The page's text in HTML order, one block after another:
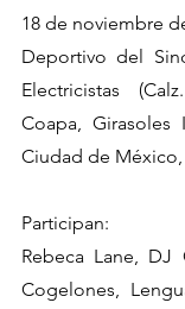
18 de noviembre
Deportivo del
Electricistas
Coapa, Girasoles
Ciudad de México,
Participan:
Rebeca Lane, DJ
Cogelones,